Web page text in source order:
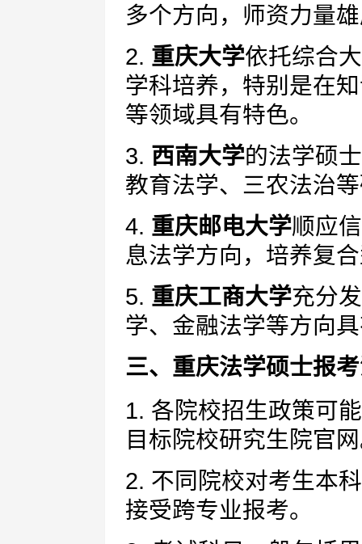
多个方向，师资力量
2. 重庆大学依托综合
学科培养，特别是在
等领域具有特色。
3. 西南大学的法学硕
教育法学、三农法治
4. 重庆邮电大学顺应
息法学方向，培养复
5. 重庆工商大学充分
学、金融法学等方向
三、重庆法学硕士报
1. 各院校招生政策可
目标院校研究生院官
2. 不同院校对考生本
接受跨专业报考。